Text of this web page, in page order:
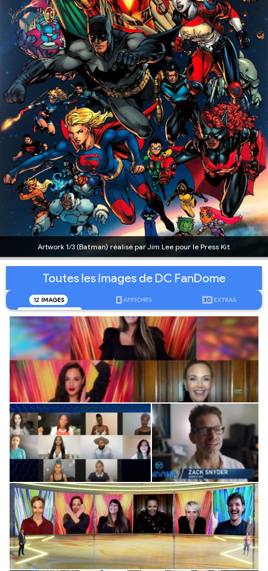
Artwork 1/3 (Batman) réalisé par Jim Lee pour le Press Kit
Toutes les images de DC FanDome
12 IMAGES 5 AFFICHES 30 EXTRAS